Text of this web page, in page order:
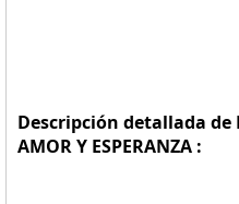
Descripción detallada de
AMOR Y ESPERANZA :